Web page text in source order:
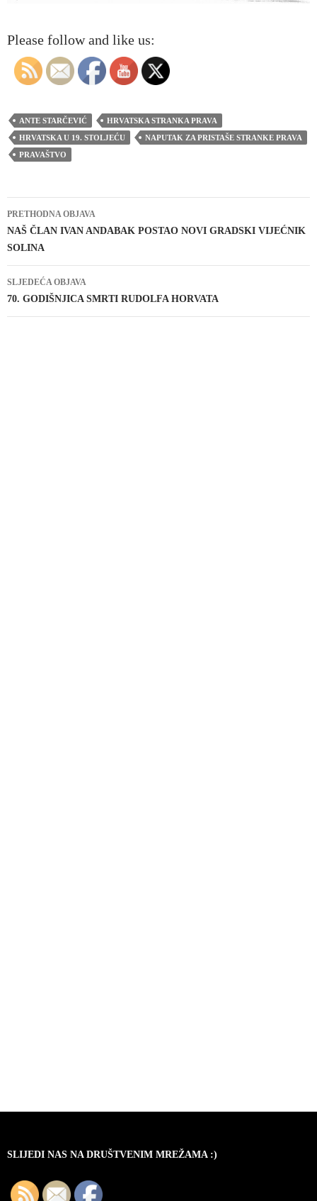
Please follow and like us:
ANTE STARČEVIĆ
HRVATSKA STRANKA PRAVA
HRVATSKA U 19. STOLJEĆU
NAPUTAK ZA PRISTAŠE STRANKE PRAVA
PRAVAŠTVO
Navigacija
objava
PRETHODNA OBJAVA
NAŠ ČLAN IVAN ANDABAK POSTAO NOVI GRADSKI VIJEĆNIK
SOLINA
SLJEDEĆA OBJAVA
70. GODIŠNJICA SMRTI RUDOLFA HORVATA
SLIJEDI NAS NA DRUŠTVENIM MREŽAMA :)